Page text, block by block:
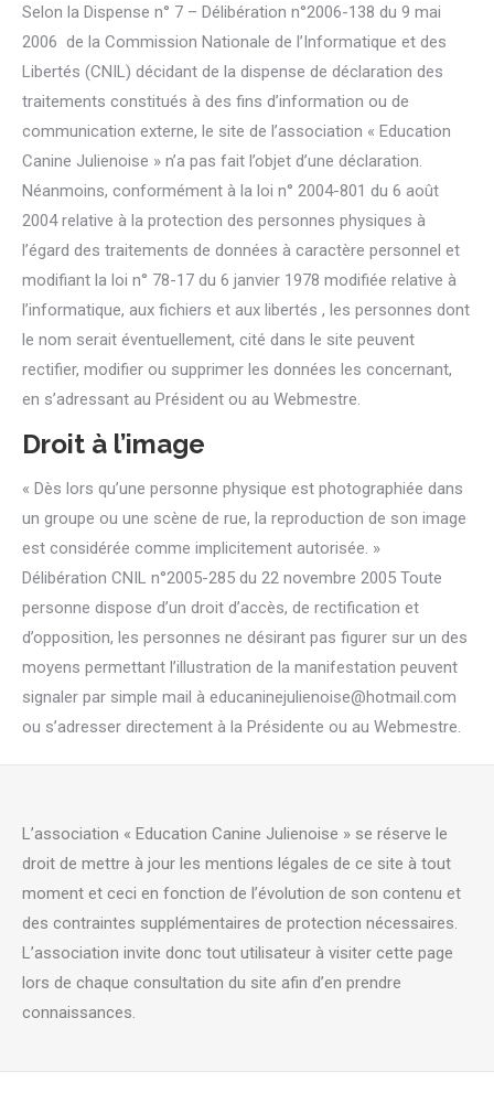
Selon la Dispense n° 7 – Délibération n°2006-138 du 9 mai
2006 de la Commission Nationale de l’Informatique et des
Libertés (CNIL) décidant de la dispense de déclaration des
traitements constitués à des fins d’information ou de
communication externe, le site de l’association « Education
Canine Julienoise » n’a pas fait l’objet d’une déclaration.
Néanmoins, conformément à la loi n° 2004-801 du 6 août
2004 relative à la protection des personnes physiques à
l’égard des traitements de données à caractère personnel et
modifiant la loi n° 78-17 du 6 janvier 1978 modifiée relative à
l’informatique, aux fichiers et aux libertés , les personnes dont
le nom serait éventuellement, cité dans le site peuvent
rectifier, modifier ou supprimer les données les concernant,
en s’adressant au Président ou au Webmestre.
Droit à l’image
« Dès lors qu’une personne physique est photographiée dans
un groupe ou une scène de rue, la reproduction de son image
est considérée comme implicitement autorisée. »
Délibération CNIL n°2005-285 du 22 novembre 2005 Toute
personne dispose d’un droit d’accès, de rectification et
d’opposition, les personnes ne désirant pas figurer sur un des
moyens permettant l’illustration de la manifestation peuvent
signaler par simple mail à educaninejulienoise@hotmail.com
ou s’adresser directement à la Présidente ou au Webmestre.
L’association « Education Canine Julienoise » se réserve le
droit de mettre à jour les mentions légales de ce site à tout
moment et ceci en fonction de l’évolution de son contenu et
des contraintes supplémentaires de protection nécessaires.
L’association invite donc tout utilisateur à visiter cette page
lors de chaque consultation du site afin d’en prendre
connaissances.